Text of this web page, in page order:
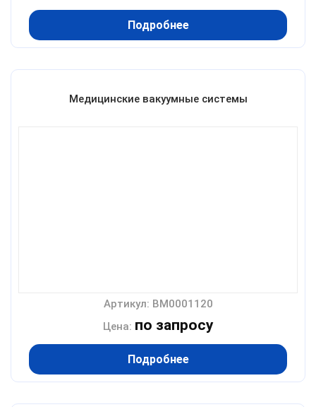
Подробнее
Медицинские вакуумные системы
Артикул: BM0001120
Цена: по запросу
Подробнее